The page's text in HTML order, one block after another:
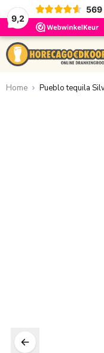
9,2
569
Ga naar de inhoud
Home Pueblo tequila